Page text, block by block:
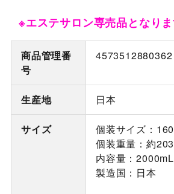
※エステサロン専売品となりま
商品管理番
号
4573512880362
生産地 日本
サイズ
個装サイズ：
個装重量：約
内容量：2000mL
製造国：日本